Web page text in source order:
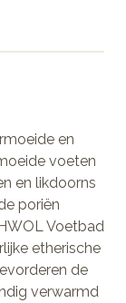
en
voeten
en likdoorns
poriën
Voetbad
etherische
de
verwarmd